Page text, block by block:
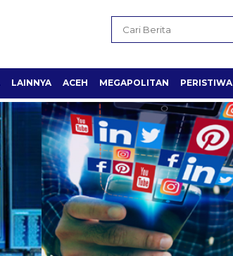
LAINNYA ACEH MEGAPOLITAN PERISTIWA